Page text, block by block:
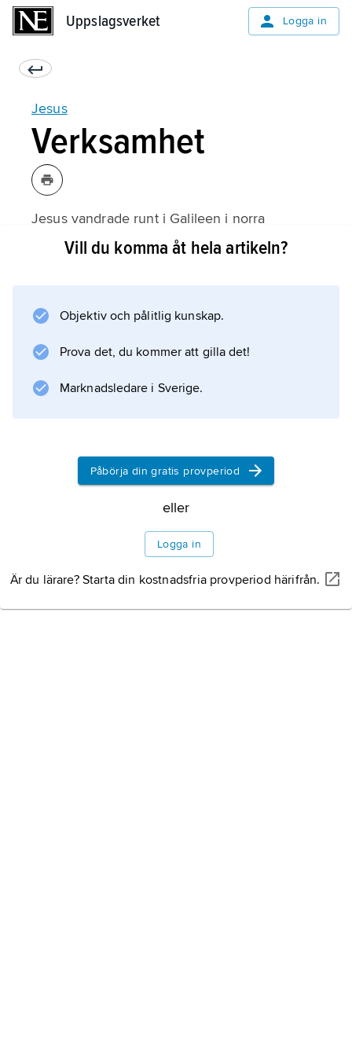
Uppslagsverket Logga in
Jesus
Verksamhet
Jesus vandrade runt i Galileen i norra
Palestina, antagligen under två eller tre år.
med hjälp av liknelser, det vill säga korta
berättelser. Jesus botade dessutom sjuka på
Vill du komma åt hela artikeln?
Objektiv och pålitlig kunskap.
Prova det, du kommer att gilla det!
Marknadsledare i Sverige.
Påbörja din gratis provperiod
eller
Logga in
Är du lärare? Starta din kostnadsfria provperiod härifrån.